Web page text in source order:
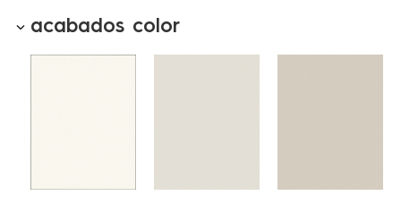
acabados color